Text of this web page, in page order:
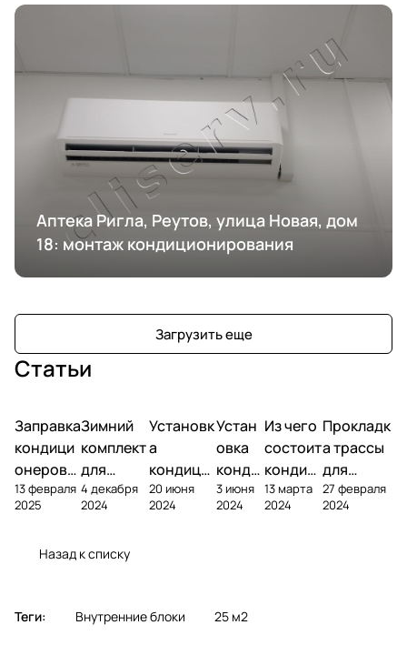
Аптека Ригла, Реутов, улица Новая, дом
18: монтаж кондиционирования
Загрузить еще
Статьи
Заправка
кондици
онеров
фреоном
13 февраля
2025
Зимний
комплект
для
кондици
онера
4 декабря
2024
Установк
а
кондици
онера на
фасаде
20 июня
2024
Устан
овка
конди
ционе
ра
3 июня
2024
Из чего
состоит
кондиц
ионер?
13 марта
2024
Прокладк
а трассы
для
кондицио
нера
27 февраля
2024
Назад к списку
Теги: Внутренние блоки 25 м2